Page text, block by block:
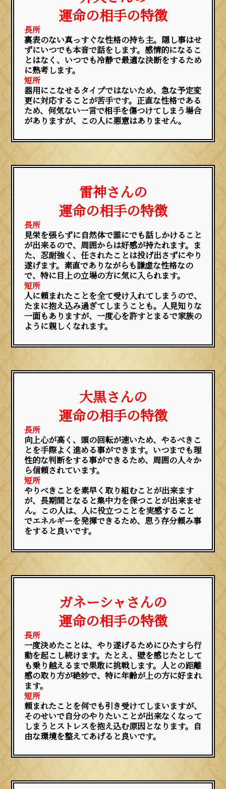
運命の相手の特徴
長所
裏表のない真っすぐな性格の持ち主。隠し事はせ
ずにいつでも本音で話をします。感情的になるこ
とはなく、いつでも冷静で最適な決断をするため
に熟考します。
短所
器用にこなせるタイプではないため、急な予定変
更に対応することが苦手です。正直な性格である
ため、何気ない一言で相手を傷つけてしまう場合
がありますが、この人に悪意はありません。
雷神さんの
運命の相手の特徴
長所
見栄を張らずに自然体で誰にでも話しかけること
が出来るので、周囲からは好感が持たれます。ま
た、忍耐強く、任されたことは投げ出さずにやり
遂げます。素直でありながらも謙虚な性格なの
で、特に目上の立場の方に気に入られます。
短所
人に頼まれたことを全て受け入れてしまうので、
たまに抱え込み過ぎてしまうことも。人見知りな
一面もありますが、一度心を許すとまるで家族の
ように親しくなれます。
大黒さんの
運命の相手の特徴
長所
向上心が高く、頭の回転が速いため、やるべきこ
とを手際よく進める事ができます。いつまでも理
性的な判断をする事ができるため、周囲の人々か
ら信頼されています。
短所
やりべきことを素早く取り組むことが出来ます
が、長期間となると集中力を保つことが出来ませ
ん。この人は、人に役立つことを実感すること
でエネルギーを発揮できるため、思う存分頼み事
をすると良いです。
ガネーシャさんの
運命の相手の特徴
長所
一度決めたことは、やり遂げるためにひたすら行
動を起こし続けます。たとえ、壁を感じたとして
も乗り越えるまで果敢に挑戦します。人との距離
感の取り方が絶妙で、特に年齢が上の方に好まれ
ます。
短所
頼まれたことを何でも引き受けてしまいますが、
そのせいで自分のやりたいことが出来なくなって
しまうとストレスを抱え込む原因となります。自
由な環境を整えてあげると良いです。